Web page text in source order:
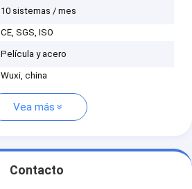
10 sistemas / mes
CE, SGS, ISO
Película y acero
Wuxi, china
Vea más
Contacto